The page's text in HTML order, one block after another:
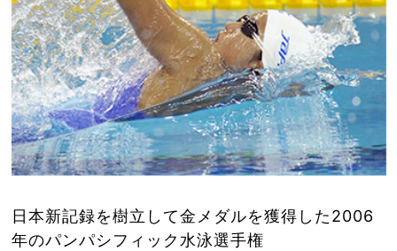
日本新記録を樹立して金メダルを獲得した2006
年のパンパシフィック水泳選手権